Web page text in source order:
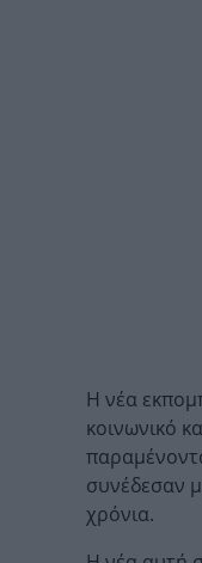
Η νέα
κοινωνικό
συνέδεσαν
χρόνια.